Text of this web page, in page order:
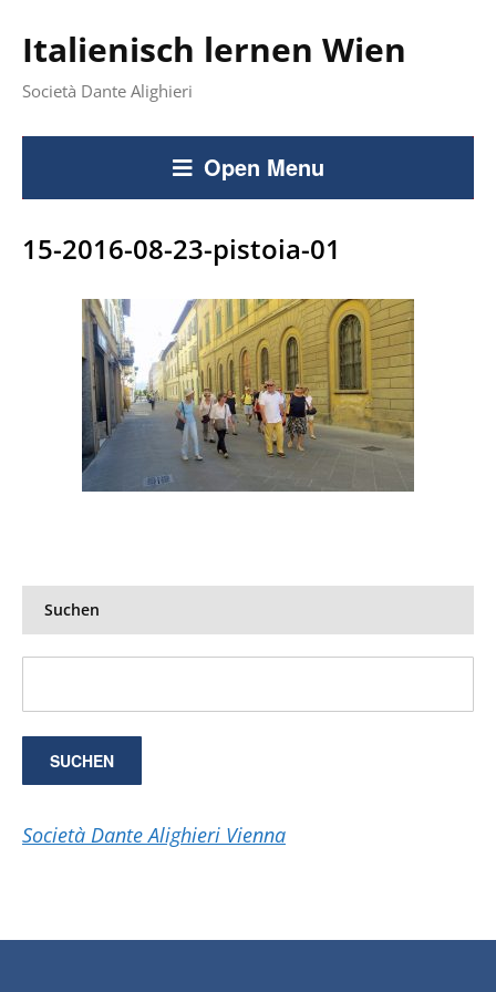
Italienisch lernen Wien
Società Dante Alighieri
Open Menu
15-2016-08-23-pistoia-01
Suchen
Società Dante Alighieri Vienna